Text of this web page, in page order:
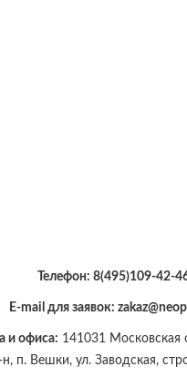
Телефон: 8(495)109-42-
E-mail для заявок:
и офиса: 141031
н, п. Вешки, ул. Заводская,